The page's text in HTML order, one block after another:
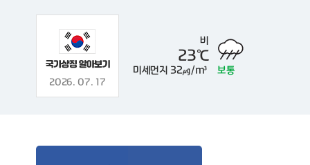
2026. 07. 17
비
23℃
미세먼지 32㎍/m³ 보통
인사 경로당